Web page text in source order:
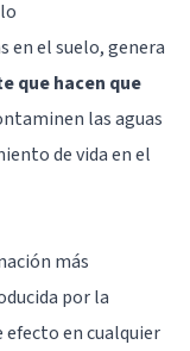
en el suelo, genera
que hacen que
las aguas
de vida en el
más
por la
en cualquier